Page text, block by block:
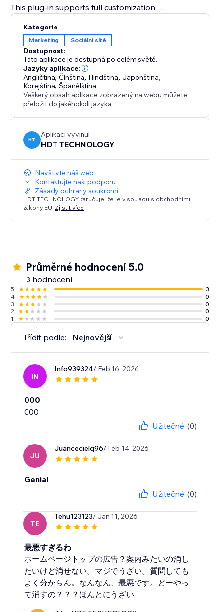
This plug-in supports full customization:
Freely set the button style (round or long strip)
Customize the appearance parameters such as
button color, size, transparency, border, shadow, etc.
Configure the display position of the button on the
page (lower left, lower right, top, etc.)
merchant, e-commerce platform or service agency,
Instagram Follow can help you quickly convert
visitors into followers or potential customers.
Kategorie
Marketing Sociální sítě
Dostupnost:
Tato aplikace je dostupná po celém světě.
Jazyky aplikace:
Angličtina,Čínština, Hindština, Japonština,
Korejština,Španělština
Veškerý obsah aplikace zobrazený na webu můžete
přeložit do jakéhokoli jazyka.
HT
Aplikaci vyvinul
HDT TECHNOLOGY
Navštivte náš web
Kontaktujte naši podporu
Zásady ochrany soukromí
HDT TECHNOLOGY zaručuje, že je v souladu s obchodními
zákony EU. Zjistit více
Průměrné hodnocení 5.0
3 hodnocení
5
3
4
0
3
0
2
0
1
0
Třídit podle: Nejnovější
IN
Info939324/ Feb 16, 2026
000
Užitečné (0)
JU
Juancedielq96/ Feb 14, 2026
Genial
Užitečné (0)
TE
Tehu123123/ Jan 11, 2026
最悪すぎるわ
ホームページトップの広告？案内みたいの消し
たいけど消せない。マジでうざい。質問しても
よく分からん。なんなん、最悪です。どーやっ
て消すの？？？ほんとにうざい